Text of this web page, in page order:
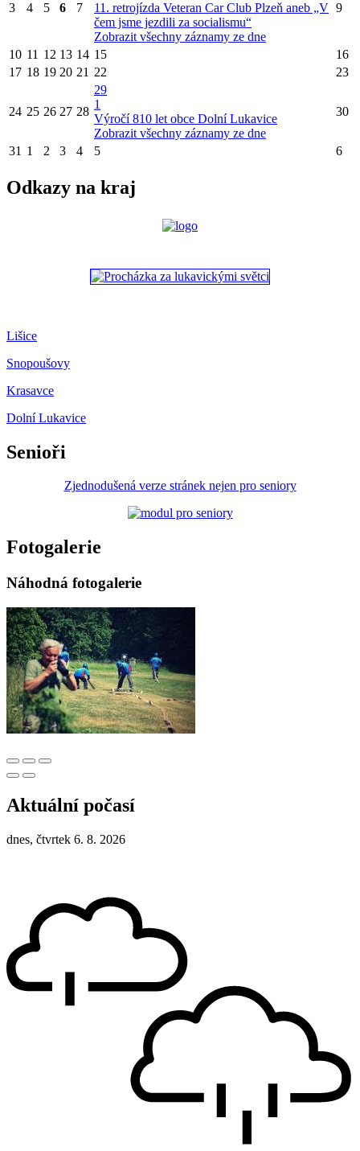
3 4 5 6 7
11. retrojízda Veteran Car Club Plzeň aneb „V
čem jsme jezdili za socialismu“
Zobrazit všechny záznamy ze dne
9
10 11 12 13 14 15
16
17 18 19 20 21 22 23
24 25 26 27 28
29
1
Výročí 810 let obce Dolní Lukavice
Zobrazit všechny záznamy ze dne
30
31 1 2 3 4 5 6
Odkazy na kraj
Lišice
Snopoušovy
Krasavce
Dolní Lukavice
Senioři
Zjednodušená verze stránek nejen pro seniory
Fotogalerie
Náhodná fotogalerie
Aktuální počasí
dnes, čtvrtek 6. 8. 2026